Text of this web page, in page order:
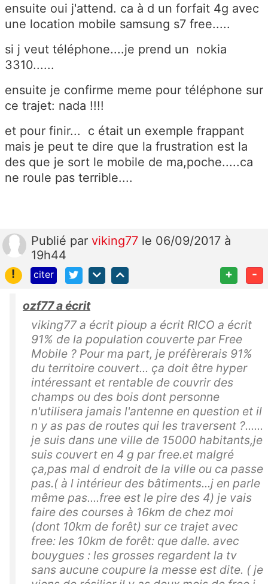
ensuite oui j'attend. ca à d un forfait 4g avec
une location mobile samsung s7 free.....
si j veut téléphone....je prend un nokia
3310......
ensuite je confirme meme pour téléphone sur
ce trajet: nada !!!!
et pour finir... c était un exemple frappant
mais je peut te dire que la frustration est la
des que je sort le mobile de ma,poche.....ca
ne roule pas terrible....
Publié par viking77 le 06/09/2017 à
19h44
!
citer + -
ozf77 a écrit
viking77 a écrit pioup a écrit RICO a écrit
91% de la population couverte par Free
Mobile ? Pour ma part, je préfèrerais 91%
du territoire couvert... ça doit être hyper
intéressant et rentable de couvrir des
champs ou des bois dont personne
n'utilisera jamais l'antenne en question et il
n y as pas de routes qui les traversent ?......
je suis dans une ville de 15000 habitants,je
suis couvert en 4 g par free.et malgré
ça,pas mal d endroit de la ville ou ca passe
pas.( à l intérieur des bâtiments...j en parle
même pas....free est le pire des 4) je vais
faire des courses à 16km de chez moi
(dont 10km de forêt) sur ce trajet avec
free: les 10km de forêt: que dalle. avec
bouygues : les grosses regardent la tv
sans aucune coupure la messe est dite. ( je